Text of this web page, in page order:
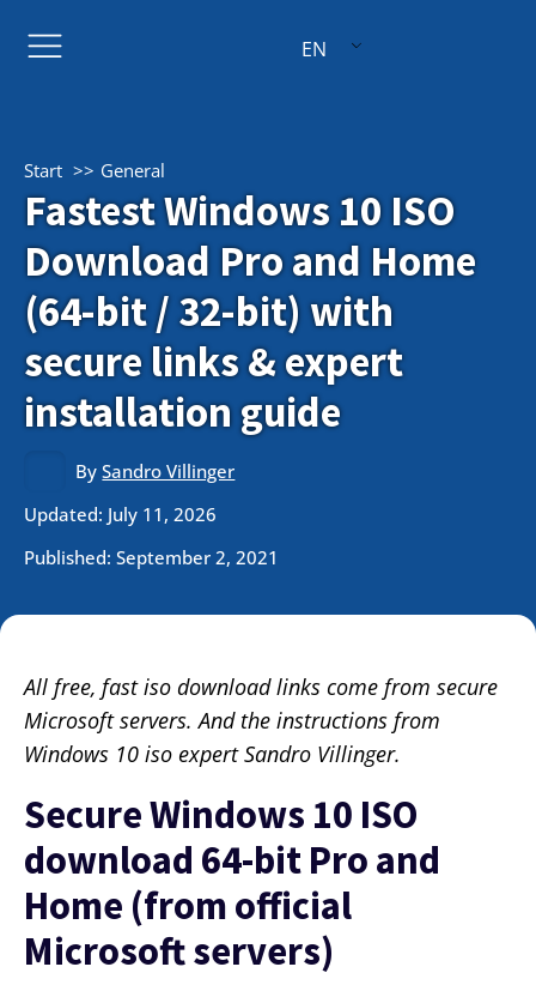
EN
Start General
Fastest Windows 10 ISO
Download Pro and Home
(64-bit / 32-bit) with
secure links & expert
installation guide
BySandro Villinger
Updated: July 11, 2026
Published: September 2, 2021
All free, fast iso download links come from secure
Microsoft servers. And the instructions from
Windows 10 iso expert Sandro Villinger.
Secure Windows 10 ISO
download 64-bit Pro and
Home (from official
Microsoft servers)